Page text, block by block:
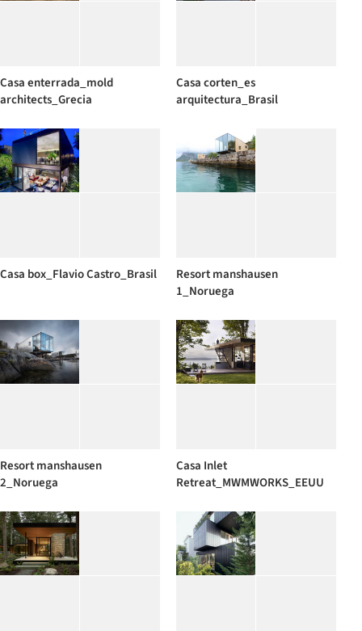
Casa enterrada_mold
architects_Grecia
Casa corten_es
arquitectura_Brasil
Casa box_Flavio Castro_Brasil
Resort manshausen
1_Noruega
Resort manshausen
2_Noruega
Casa Inlet
Retreat_MWMWORKS_EEUU